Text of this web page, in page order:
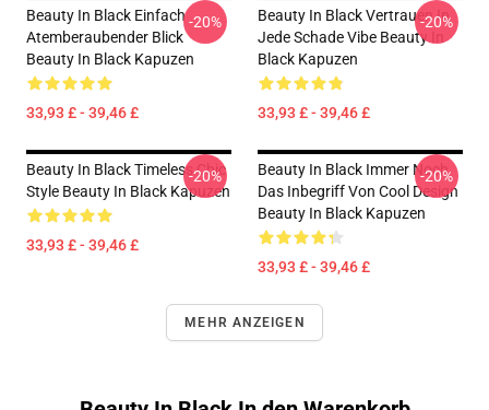
Beauty In Black Einfach
Atemberaubender Blick
Beauty In Black Kapuzen
33,93 £ - 39,46 £
-20%
Beauty In Black Vertrauen In
Jede Schade Vibe Beauty In
Black Kapuzen
33,93 £ - 39,46 £
-20%
Beauty In Black Timeless Chic
Style Beauty In Black Kapuzen
33,93 £ - 39,46 £
-20%
Beauty In Black Immer Noch
Das Inbegriff Von Cool Design
Beauty In Black Kapuzen
33,93 £ - 39,46 £
-20%
MEHR ANZEIGEN